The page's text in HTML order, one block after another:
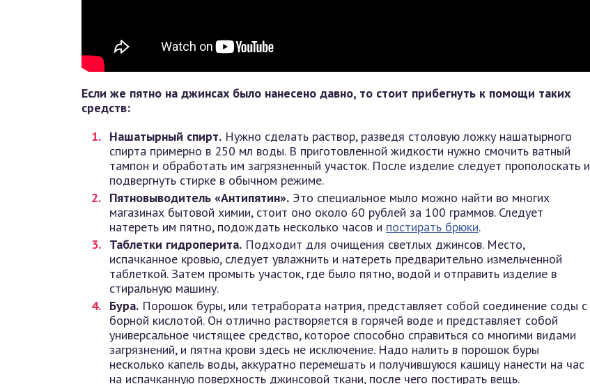
Если же пятно на джинсах было нанесено давно, то стоит прибегнуть к помощи таких
средств:
Нашатырный спирт. Нужно сделать раствор, разведя столовую ложку нашатырного
спирта примерно в 250 мл воды. В приготовленной жидкости нужно смочить ватный
тампон и обработать им загрязненный участок. После изделие следует прополоскать и
подвергнуть стирке в обычном режиме.
Пятновыводитель «Антипятин». Это специальное мыло можно найти во многих
магазинах бытовой химии, стоит оно около 60 рублей за 100 граммов. Следует
натереть им пятно, подождать несколько часов и постирать брюки.
Таблетки гидроперита. Подходит для очищения светлых джинсов. Место,
испачканное кровью, следует увлажнить и натереть предварительно измельченной
таблеткой. Затем промыть участок, где было пятно, водой и отправить изделие в
стиральную машину.
Бура. Порошок буры, или тетрабората натрия, представляет собой соединение соды с
борной кислотой. Он отлично растворяется в горячей воде и представляет собой
универсальное чистящее средство, которое способно справиться со многими видами
загрязнений, и пятна крови здесь не исключение. Надо налить в порошок буры
несколько капель воды, аккуратно перемешать и получившуюся кашицу нанести на час
на испачканную поверхность джинсовой ткани, после чего постирать вещь.